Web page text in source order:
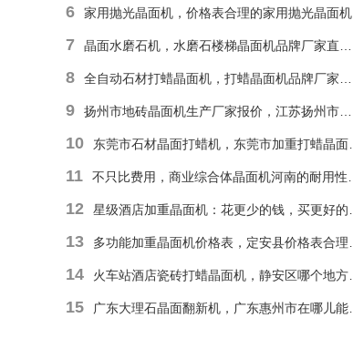
6 家用抛光晶面机，价格表合理的家用抛光晶面机
7
8
9
10
11
12
13
14
15